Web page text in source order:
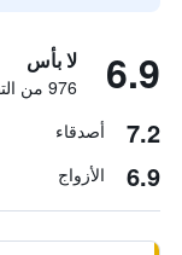
6.9 لا بأس
976 من التقييمات تم التحقق منها
7.2 أصدقاء
6.9 الأزواج